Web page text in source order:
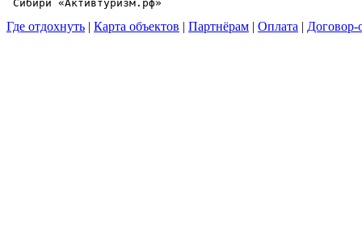
Где отдохнуть | Карта объектов | Партнёрам | Оплата | Договор-